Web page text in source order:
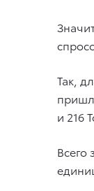
Так,
и 216
Всего